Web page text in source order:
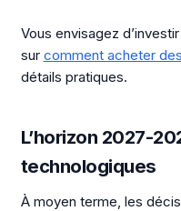
Vous envisagez
sur comment acheter
détails pratiques.
L’horizon 2027-
technologiques
À moyen terme, les